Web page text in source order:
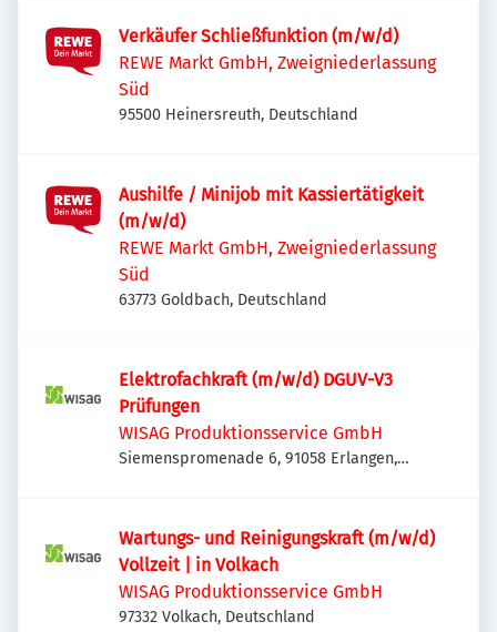
Verkäufer Schließfunktion (m/w/d)
REWE Markt GmbH, Zweigniederlassung
Süd
95500 Heinersreuth, Deutschland
Aushilfe / Minijob mit Kassiertätigkeit
(m/w/d)
REWE Markt GmbH, Zweigniederlassung
Süd
63773 Goldbach, Deutschland
Elektrofachkraft (m/w/d) DGUV-V3
Prüfungen
WISAG Produktionsservice GmbH
Siemenspromenade 6, 91058 Erlangen,
Wartungs- und Reinigungskraft (m/w/d)
Vollzeit | in Volkach
WISAG Produktionsservice GmbH
97332 Volkach, Deutschland